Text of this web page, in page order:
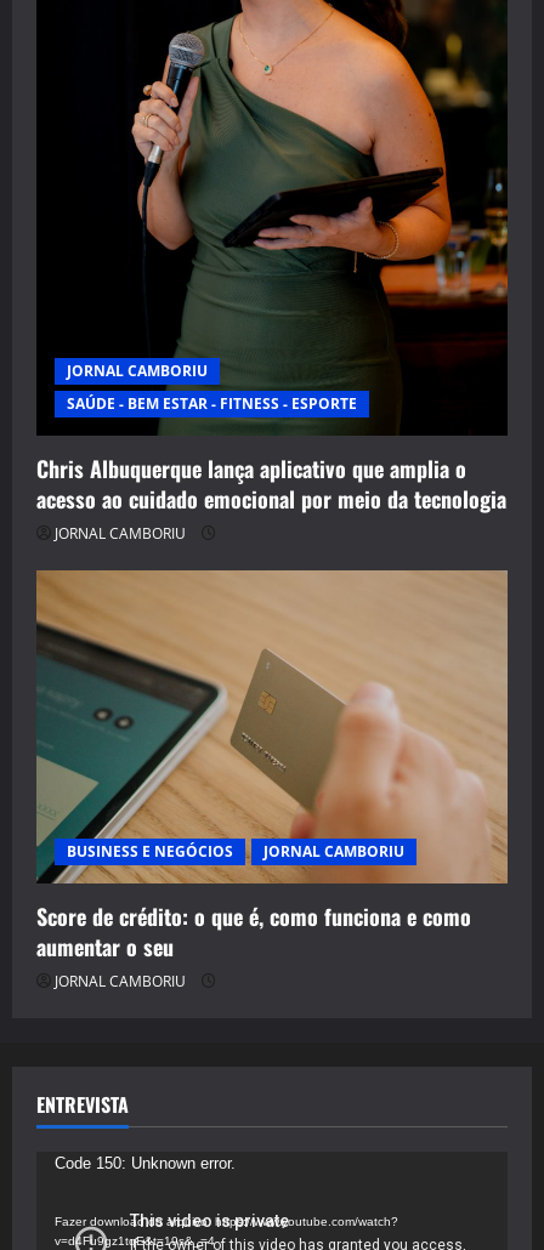
JORNAL CAMBORIU
SAÚDE - BEM ESTAR - FITNESS - ESPORTE
Chris Albuquerque lança aplicativo que amplia o
acesso ao cuidado emocional por meio da tecnologia
JORNAL CAMBORIU
BUSINESS E NEGÓCIOS JORNAL CAMBORIU
Score de crédito: o que é, como funciona e como
aumentar o seu
JORNAL CAMBORIU
ENTREVISTA
Tocador
vídeo
Code 150: Unknown error.
Fazer download do arquivo: https://www.youtube.com/watch?
v=d4Fu9gz1tqE&t=19s&_=4